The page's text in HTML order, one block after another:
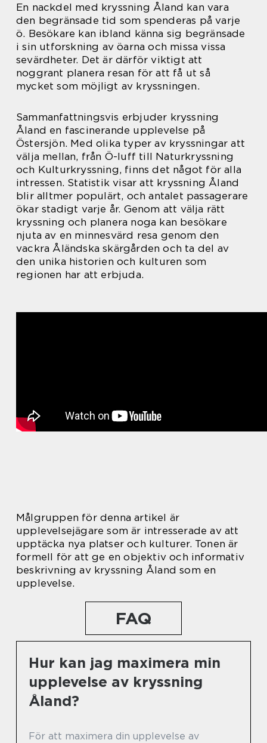
En nackdel med kryssning Åland kan vara
den begränsade tid som spenderas på varje
ö. Besökare kan ibland känna sig begränsade
i sin utforskning av öarna och missa vissa
sevärdheter. Det är därför viktigt att
noggrant planera resan för att få ut så
mycket som möjligt av kryssningen.
Sammanfattningsvis erbjuder kryssning
Åland en fascinerande upplevelse på
Östersjön. Med olika typer av kryssningar att
välja mellan, från Ö-luff till Naturkryssning
och Kulturkryssning, finns det något för alla
intressen. Statistik visar att kryssning Åland
blir alltmer populärt, och antalet passagerare
ökar stadigt varje år. Genom att välja rätt
kryssning och planera noga kan besökare
njuta av en minnesvärd resa genom den
vackra Åländska skärgården och ta del av
den unika historien och kulturen som
regionen har att erbjuda.
Målgruppen för denna artikel är
upplevelsejägare som är intresserade av att
upptäcka nya platser och kulturer. Tonen är
formell för att ge en objektiv och informativ
beskrivning av kryssning Åland som en
upplevelse.
FAQ
Hur kan jag maximera min
upplevelse av kryssning
Åland?
För att maximera din upplevelse av